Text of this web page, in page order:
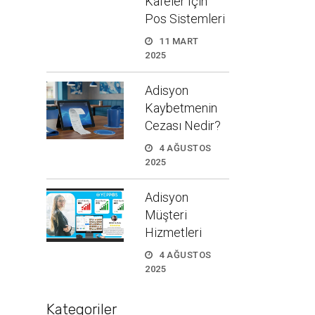
Pos Sistemleri
11 MART
2025
Adisyon
Kaybetmenin
Cezası Nedir?
4 AĞUSTOS
2025
Adisyon
Müşteri
Hizmetleri
4 AĞUSTOS
2025
Kategoriler